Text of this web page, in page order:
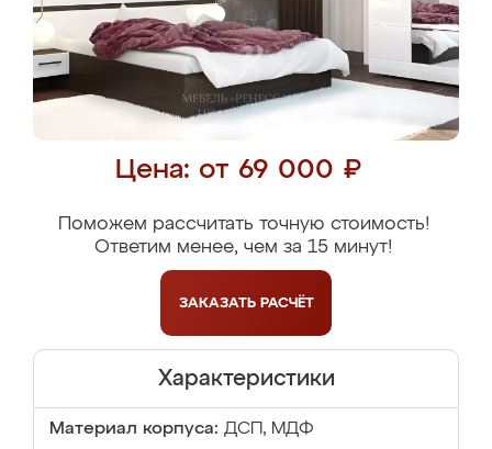
Цена: от 69 000 ₽
Поможем рассчитать точную стоимость!
Ответим менее, чем за 15 минут!
ЗАКАЗАТЬ РАСЧЁТ
Характеристики
Материал корпуса: ДСП, МДФ